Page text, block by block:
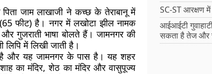
जाम लाखाजी ने कच्छ के तेराबानू में
फीट) है। नगर में लखोटा झील नामक
गुजराती भाषा बोलते हैं। जामनगर की
लिपि में लिखी जाती है।
है और यह जामनगर के पास है। यह शहर
का मंदिर, शेठ का मंदिर और वासुपूज्य
SC-ST आरक्षण
आईआईटी
सकता है तेज और